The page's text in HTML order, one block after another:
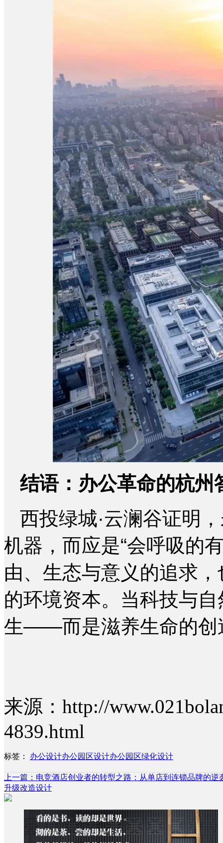
结语：办公革命的杭州
西投绿城·云澜谷证明
机器，而应是“会呼吸的
由、生态与意义的追求
的环境资本。当科技与
生——而是滋养生命的创
来源：http://
4839.html
标签： 办公设计办公园区设计办公园区绿化设计
上一篇：电竞酒店创业者的转型之路：从单店到连锁品牌的逆
升级改造设计